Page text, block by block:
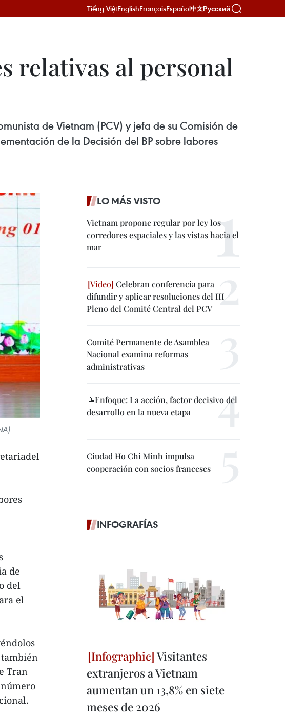
Tiếng ViệtEnglishFrançaisEspañol中文Русский
relativas al personal
de Vietnam (PCV) y jefa de su Comisión de
de la Decisión del BP sobre labores
de
del
el
Tran
LO MÁS VISTO
Vietnam propone regular por ley los
corredores espaciales y las vistas hacia el
mar
Celebran conferencia para
difundir y aplicar resoluciones del III
Pleno del Comité Central del PCV
Comité Permanente de Asamblea
Nacional examina reformas
administrativas
📝Enfoque: La acción, factor decisivo del
desarrollo en la nueva etapa
Ciudad Ho Chi Minh impulsa
cooperación con socios franceses
INFOGRAFÍAS
Visitantes
extranjeros a Vietnam
aumentan un 13,8% en siete
meses de 2026